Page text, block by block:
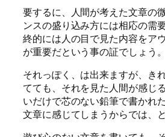
要するに、人間が考えた文章の
ンスの盛り込み方には相応の需
終的には人の目で見た内容をア
が重要だという事の証でしょう。
それっぽく、は出来ますが、き
てても、それを見た人間が感じ
いだけで芯のない鉛筆で書かれ
文章に感じてしまうからでは、と